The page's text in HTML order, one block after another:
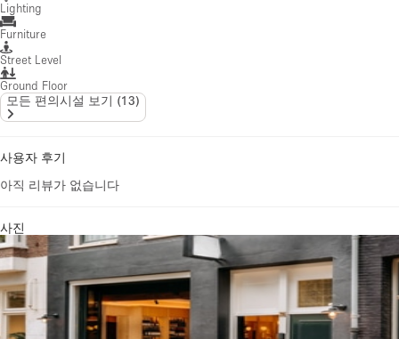
Lighting
Furniture
Street Level
Ground Floor
모든 편의시설 보기 (13)
사용자 후기
아직 리뷰가 없습니다
사진